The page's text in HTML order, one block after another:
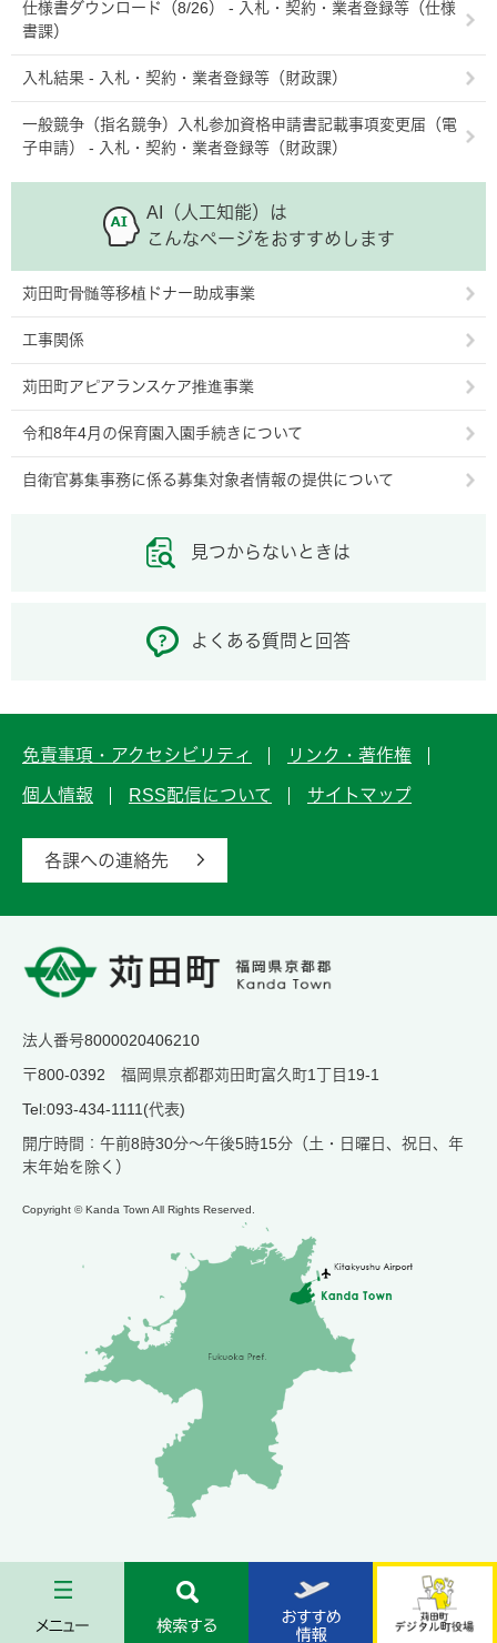
仕様書ダウンロード（8/26） - 入札・契約・業者登録等（仕様
書課）
入札結果 - 入札・契約・業者登録等（財政課）
一般競争（指名競争）入札参加資格申請書記載事項変更届（電
子申請） - 入札・契約・業者登録等（財政課）
AI（人工知能）は
こんなページをおすすめします
苅田町骨髄等移植ドナー助成事業
工事関係
苅田町アピアランスケア推進事業
令和8年4月の保育園入園手続きについて
自衛官募集事務に係る募集対象者情報の提供について
見つからないときは
よくある質問と回答
免責事項・アクセシビリティ リンク・著作権
個人情報 RSS配信について サイトマップ
各課への連絡先
法人番号8000020406210
〒800-0392 福岡県京都郡苅田町富久町1丁目19-1
Tel:093-434-1111(代表)
開庁時間：午前8時30分～午後5時15分（土・日曜日、祝日、年
末年始を除く）
Copyright © Kanda Town All Rights Reserved.